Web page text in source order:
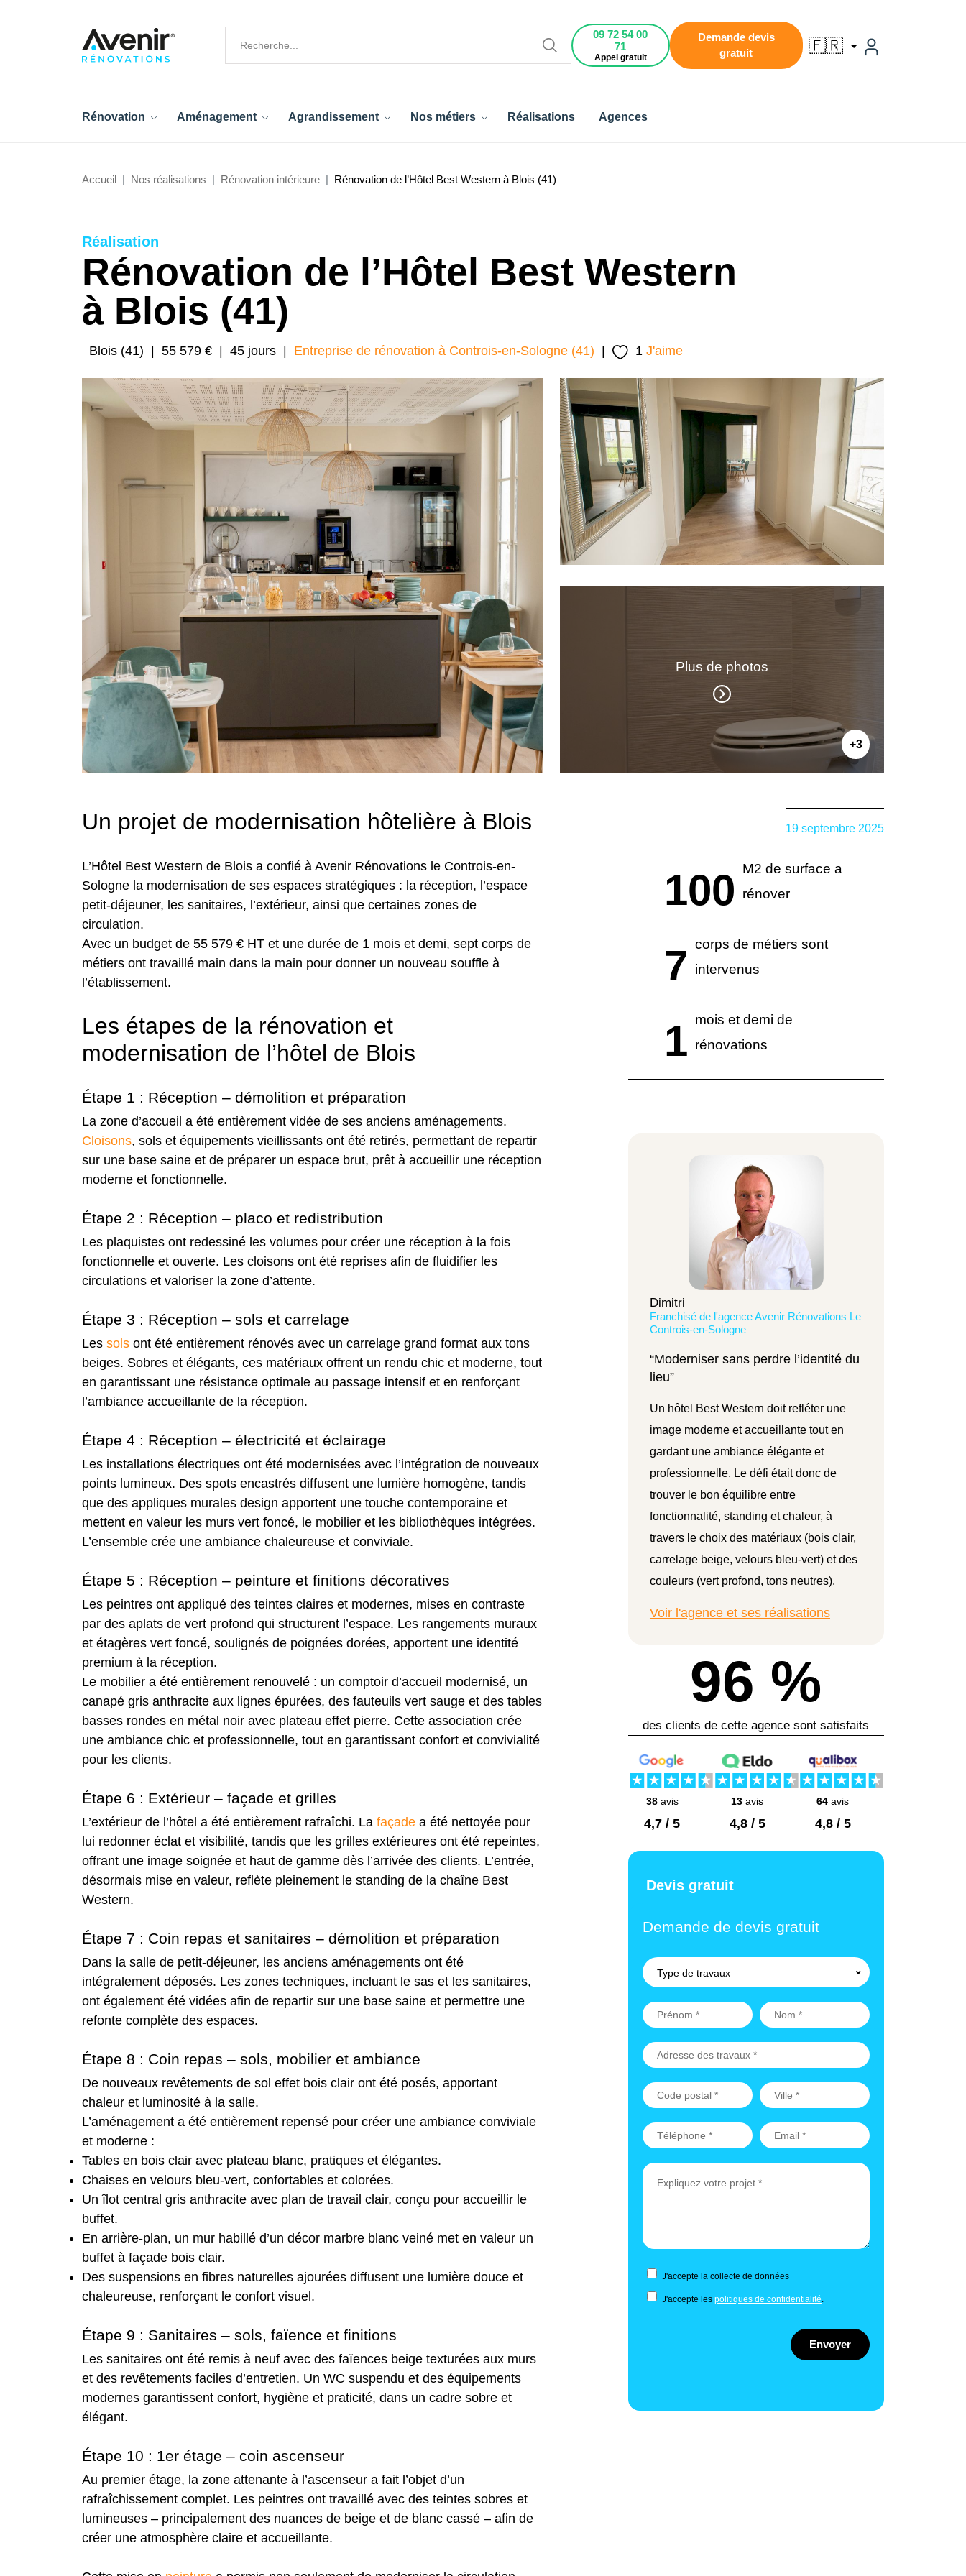
09 72 54 00
71
Appel gratuit
Demande devis
gratuit
🇫🇷
Rénovation Aménagement Agrandissement Nos métiers Réalisations Agences
Accueil Nos réalisations Rénovation intérieure Rénovation de l’Hôtel Best Western à Blois (41)
Réalisation
Rénovation de l’Hôtel Best Western
à Blois (41)
Blois (41) 55 579 € 45 jours Entreprise de rénovation à Controis-en-Sologne (41) 1 J'aime
Plus de photos
+3
Un projet de modernisation hôtelière à Blois
L’Hôtel Best Western de Blois a confié à Avenir Rénovations le Controis-en-
Sologne la modernisation de ses espaces stratégiques : la réception, l’espace
petit-déjeuner, les sanitaires, l’extérieur, ainsi que certaines zones de
circulation.
Avec un budget de 55 579 € HT et une durée de 1 mois et demi, sept corps de
métiers ont travaillé main dans la main pour donner un nouveau souffle à
l’établissement.
Les étapes de la rénovation et
modernisation de l’hôtel de Blois
Étape 1 : Réception – démolition et préparation
La zone d’accueil a été entièrement vidée de ses anciens aménagements.
Cloisons, sols et équipements vieillissants ont été retirés, permettant de repartir
sur une base saine et de préparer un espace brut, prêt à accueillir une réception
moderne et fonctionnelle.
Étape 2 : Réception – placo et redistribution
Les plaquistes ont redessiné les volumes pour créer une réception à la fois
fonctionnelle et ouverte. Les cloisons ont été reprises afin de fluidifier les
circulations et valoriser la zone d’attente.
Étape 3 : Réception – sols et carrelage
Les sols ont été entièrement rénovés avec un carrelage grand format aux tons
beiges. Sobres et élégants, ces matériaux offrent un rendu chic et moderne, tout
en garantissant une résistance optimale au passage intensif et en renforçant
l’ambiance accueillante de la réception.
Étape 4 : Réception – électricité et éclairage
Les installations électriques ont été modernisées avec l’intégration de nouveaux
points lumineux. Des spots encastrés diffusent une lumière homogène, tandis
que des appliques murales design apportent une touche contemporaine et
mettent en valeur les murs vert foncé, le mobilier et les bibliothèques intégrées.
L’ensemble crée une ambiance chaleureuse et conviviale.
Étape 5 : Réception – peinture et finitions décoratives
Les peintres ont appliqué des teintes claires et modernes, mises en contraste
par des aplats de vert profond qui structurent l’espace. Les rangements muraux
et étagères vert foncé, soulignés de poignées dorées, apportent une identité
premium à la réception.
Le mobilier a été entièrement renouvelé : un comptoir d’accueil modernisé, un
canapé gris anthracite aux lignes épurées, des fauteuils vert sauge et des tables
basses rondes en métal noir avec plateau effet pierre. Cette association crée
une ambiance chic et professionnelle, tout en garantissant confort et convivialité
pour les clients.
Étape 6 : Extérieur – façade et grilles
L’extérieur de l’hôtel a été entièrement rafraîchi. La façade a été nettoyée pour
lui redonner éclat et visibilité, tandis que les grilles extérieures ont été repeintes,
offrant une image soignée et haut de gamme dès l’arrivée des clients. L’entrée,
désormais mise en valeur, reflète pleinement le standing de la chaîne Best
Western.
Étape 7 : Coin repas et sanitaires – démolition et préparation
Dans la salle de petit-déjeuner, les anciens aménagements ont été
intégralement déposés. Les zones techniques, incluant le sas et les sanitaires,
ont également été vidées afin de repartir sur une base saine et permettre une
refonte complète des espaces.
Étape 8 : Coin repas – sols, mobilier et ambiance
De nouveaux revêtements de sol effet bois clair ont été posés, apportant
chaleur et luminosité à la salle.
L’aménagement a été entièrement repensé pour créer une ambiance conviviale
et moderne :
Tables en bois clair avec plateau blanc, pratiques et élégantes.
Chaises en velours bleu-vert, confortables et colorées.
Un îlot central gris anthracite avec plan de travail clair, conçu pour accueillir le
buffet.
En arrière-plan, un mur habillé d’un décor marbre blanc veiné met en valeur un
buffet à façade bois clair.
Des suspensions en fibres naturelles ajourées diffusent une lumière douce et
chaleureuse, renforçant le confort visuel.
Étape 9 : Sanitaires – sols, faïence et finitions
Les sanitaires ont été remis à neuf avec des faïences beige texturées aux murs
et des revêtements faciles d’entretien. Un WC suspendu et des équipements
modernes garantissent confort, hygiène et praticité, dans un cadre sobre et
élégant.
Étape 10 : 1er étage – coin ascenseur
Au premier étage, la zone attenante à l’ascenseur a fait l’objet d’un
rafraîchissement complet. Les peintres ont travaillé avec des teintes sobres et
lumineuses – principalement des nuances de beige et de blanc cassé – afin de
créer une atmosphère claire et accueillante.
19 septembre 2025
100
M2 de surface a
rénover
7 corps de métiers sont
intervenus
1 mois et demi de
rénovations
Dimitri
Franchisé de l'agence Avenir Rénovations Le
Controis-en-Sologne
“Moderniser sans perdre l’identité du
lieu”
Un hôtel Best Western doit refléter une
image moderne et accueillante tout en
gardant une ambiance élégante et
professionnelle. Le défi était donc de
trouver le bon équilibre entre
fonctionnalité, standing et chaleur, à
travers le choix des matériaux (bois clair,
carrelage beige, velours bleu-vert) et des
couleurs (vert profond, tons neutres).
Voir l'agence et ses réalisations
96 %
des clients de cette agence sont satisfaits
38avis
4,7 / 5
13 avis
4,8 / 5
64 avis
4,8 / 5
Devis gratuit
Demande de devis gratuit
Type de travaux
J'accepte la collecte de données
J'accepte les politiques de confidentialité.
Envoyer